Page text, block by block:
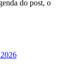
do post, o